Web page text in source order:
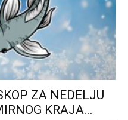
ZA NEDELJU
KRAJA...